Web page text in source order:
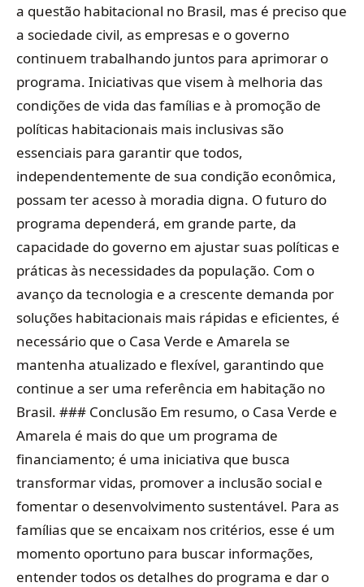
a questão habitacional no Brasil, mas é preciso que
a sociedade civil, as empresas e o governo
continuem trabalhando juntos para aprimorar o
programa. Iniciativas que visem à melhoria das
condições de vida das famílias e à promoção de
políticas habitacionais mais inclusivas são
essenciais para garantir que todos,
independentemente de sua condição econômica,
possam ter acesso à moradia digna. O futuro do
programa dependerá, em grande parte, da
capacidade do governo em ajustar suas políticas e
práticas às necessidades da população. Com o
avanço da tecnologia e a crescente demanda por
soluções habitacionais mais rápidas e eficientes, é
necessário que o Casa Verde e Amarela se
mantenha atualizado e flexível, garantindo que
continue a ser uma referência em habitação no
Brasil. ### Conclusão Em resumo, o Casa Verde e
Amarela é mais do que um programa de
financiamento; é uma iniciativa que busca
transformar vidas, promover a inclusão social e
fomentar o desenvolvimento sustentável. Para as
famílias que se encaixam nos critérios, esse é um
momento oportuno para buscar informações,
entender todos os detalhes do programa e dar o